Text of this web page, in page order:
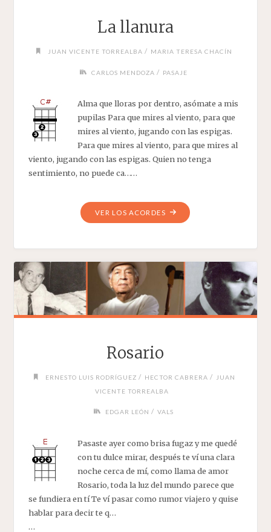
La llanura
JUAN VICENTE TORREALBA / MARIA TERESA CHACÍN
CARLOS MENDOZA / PASAJE
Alma que lloras por dentro, asómate a mis
pupilas Para que mires al viento, para que
mires al viento, jugando con las espigas.
Para que mires al viento, para que mires al
viento, jugando con las espigas. Quien no tenga
sentimiento, no puede ca……
VER LOS ACORDES"LA
Rosario
ERNESTO LUIS RODRÍGUEZ / HECTOR CABRERA /
JUAN
VICENTE TORREALBA
EDGAR LEÓN / VALS
Pasaste ayer como brisa fugaz y me quedé
con tu dulce mirar, después te ví una clara
noche cerca de mí, como llama de amor
Rosario, toda la luz del mundo parece que
se fundiera en tí Te ví pasar como rumor viajero y quise
hablar para decir te q…
…